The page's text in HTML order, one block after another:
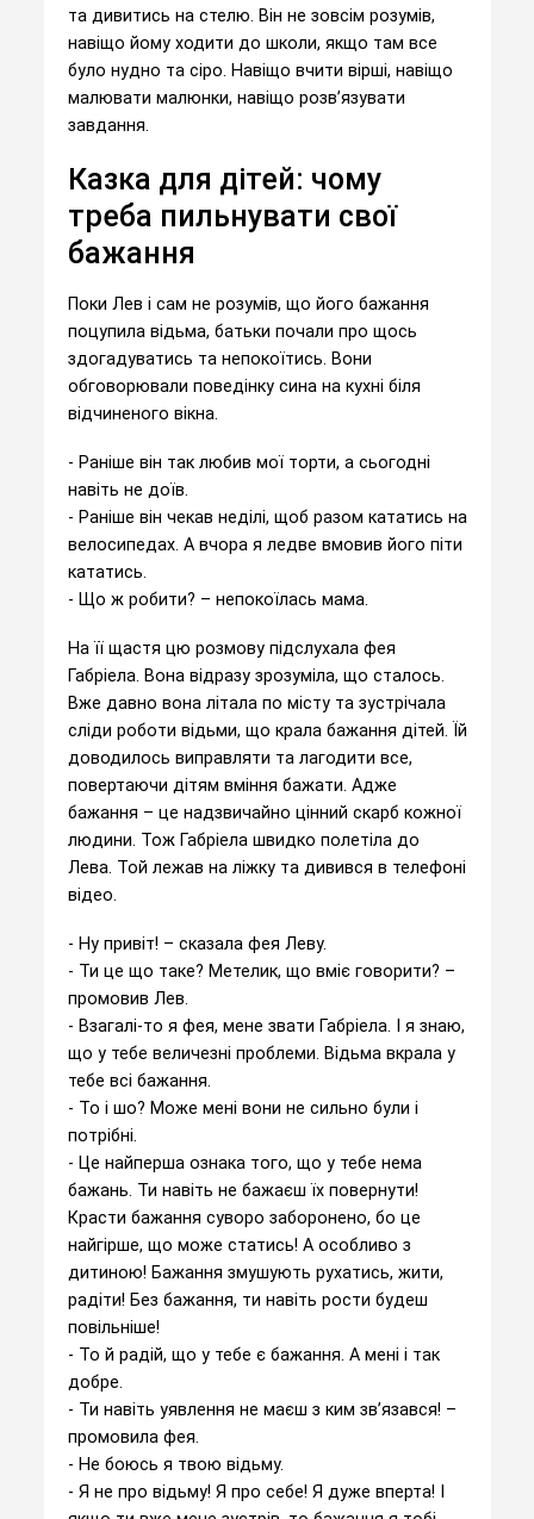
та дивитись на стелю. Він не зовсім розумів,
навіщо йому ходити до школи, якщо там все
було нудно та сіро. Навіщо вчити вірші, навіщо
малювати малюнки, навіщо розв’язувати
завдання.
Казка для дітей: чому
треба пильнувати свої
бажання
Поки Лев і сам не розумів, що його бажання
поцупила відьма, батьки почали про щось
здогадуватись та непокоїтись. Вони
обговорювали поведінку сина на кухні біля
відчиненого вікна.
- Раніше він так любив мої торти, а сьогодні
навіть не доїв.
- Раніше він чекав неділі, щоб разом кататись на
велосипедах. А вчора я ледве вмовив його піти
кататись.
- Що ж робити? – непокоїлась мама.
На її щастя цю розмову підслухала фея
Габріела. Вона відразу зрозуміла, що сталось.
Вже давно вона літала по місту та зустрічала
сліди роботи відьми, що крала бажання дітей. Їй
доводилось виправляти та лагодити все,
повертаючи дітям вміння бажати. Адже
бажання – це надзвичайно цінний скарб кожної
людини. Тож Габріела швидко полетіла до
Лева. Той лежав на ліжку та дивився в телефоні
відео.
- Ну привіт! – сказала фея Леву.
- Ти це що таке? Метелик, що вміє говорити? –
промовив Лев.
- Взагалі-то я фея, мене звати Габріела. І я знаю,
що у тебе величезні проблеми. Відьма вкрала у
тебе всі бажання.
- То і шо? Може мені вони не сильно були і
потрібні.
- Це найперша ознака того, що у тебе нема
бажань. Ти навіть не бажаєш їх повернути!
Красти бажання суворо заборонено, бо це
найгірше, що може статись! А особливо з
дитиною! Бажання змушують рухатись, жити,
радіти! Без бажання, ти навіть рости будеш
повільніше!
- То й радій, що у тебе є бажання. А мені і так
добре.
- Ти навіть уявлення не маєш з ким зв’язався! –
промовила фея.
- Не боюсь я твою відьму.
- Я не про відьму! Я про себе! Я дуже вперта! І